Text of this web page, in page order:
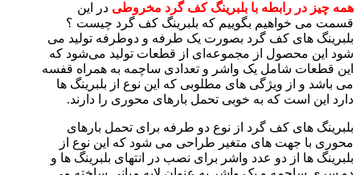
همه چیز در رابطه با بلبرینگ کف گرد مخروطی در این
قسمت می خواهیم بگوییم که بلبرینگ کف گرد چیست ؟
بلبرینگ های کف گرد بصورت یک طرفه و دوطرفه تولید می
شود این محصول از مجموعه‌ای از قطعات تولید می‌شود که
این قطعات شامل یک واشر و تعدادی ساچمه به همراه قفسه
می باشد و از ویژگی های مطلوبی که این نوع از بلبرینگ ها
دارد این است که به خوبی تحمل بارهای محوری را دارند.
بلبرینگ های کف گرد از نوع دو طرفه برای تحمل بارهای
محوری با جهت های متغیر طراحی می شود که این نوع از
بلبرینگ ها از دو عدد واشر برای نصب در انتهای بلبرینگ ها و